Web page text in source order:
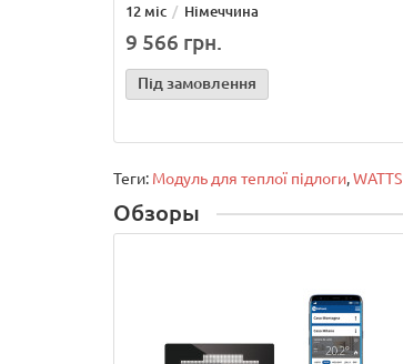
12 міс Німеччина
9 566 грн.
Під замовлення
Теги: Модуль для теплої підлоги,WATTS
Обзоры